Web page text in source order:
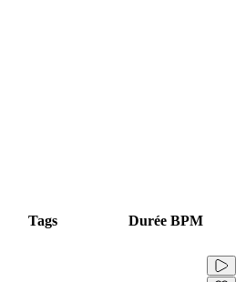
Tags Durée BPM